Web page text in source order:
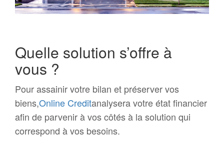
Quelle solution s’offre à
vous ?
Pour assainir votre bilan et préserver vos
biens,Online Creditanalysera votre état financier
afin de parvenir à vos côtés à la solution qui
correspond à vos besoins.